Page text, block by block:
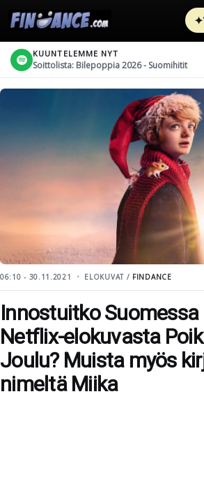
✦
KUUNTELEMME NYT
Soittolista: Bilepoppia 2026 - Suomihitit
06:10 - 30.11.2021 ELOKUVAT / FINDANCE
Innostuitko
Netflix-elokuvasta
Joulu? Muista myös
nimeltä Miika